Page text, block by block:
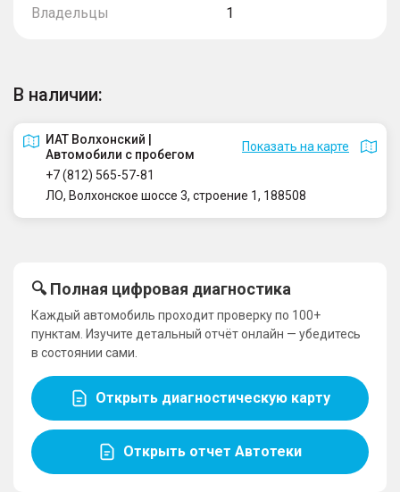
Владельцы 1
В наличии:
ИАТ Волхонский |
Автомобили с пробегом
Показать на карте
+7 (812) 565-57-81
ЛО, Волхонское шоссе 3, строение 1, 188508
🔍 Полная цифровая диагностика
Каждый автомобиль проходит проверку по 100+
пунктам. Изучите детальный отчёт онлайн — убедитесь
в состоянии сами.
Открыть диагностическую карту
Открыть отчет Автотеки